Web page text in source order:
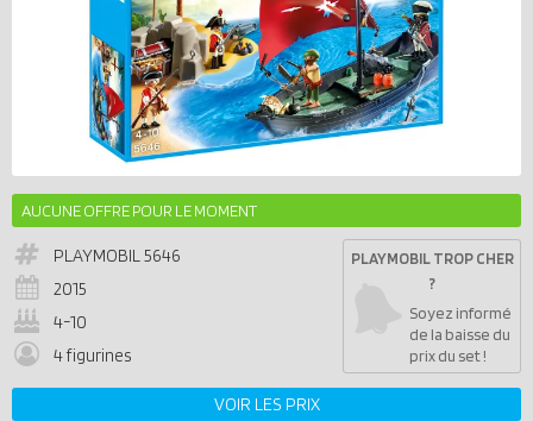
AUCUNE OFFRE POUR LE MOMENT
PLAYMOBIL5646
2015
4-10
4 figurines
PLAYMOBIL TROP CHER
?
Soyez informé
de la baisse du
prix du set !
VOIR LES PRIX